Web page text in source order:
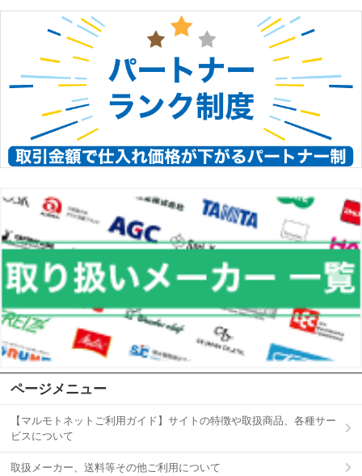
ページメニュー
【マルモトネットご利用ガイド】サイトの特徴や取扱商品、各種サー
ビスについて
取扱メーカー、送料等その他ご利用について